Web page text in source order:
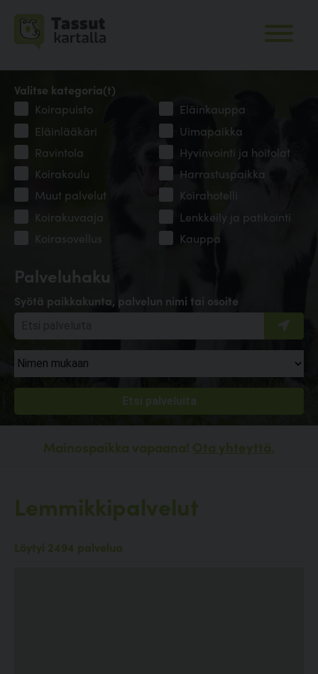
Palveluhaku
Syötä paikkakunta, palvelun nimi tai osoite
Valitse kategoria(t)
Koirapuisto
Eläinkauppa
Eläinlääkäri
Uimapaikka
Ravintola
Hyvinvointi ja hoitolat
Koirakoulu
Harrastuspaikka
Muut palvelut
Koirahotelli
Koirakuvaaja
Lenkkeily ja patikointi
Koirasovellus
Kauppa
Mainospaikka vapaana! Ota yhteyttä.
Lemmikkipalvelut
Löytyi 2494 palvelua